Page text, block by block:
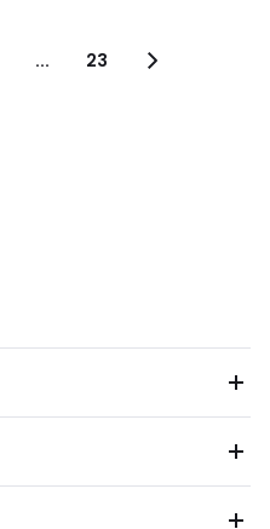
... 23